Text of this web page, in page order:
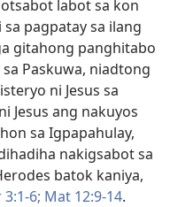
labot sa kon
pagpatay sa ilang
gitahong panghitabo
Paskuwa, niadtong
ni Jesus sa
Jesus ang nakuyos
sa Igpapahulay,
nakigsabot sa
batok kaniya,
6; Mat 12:9-14.